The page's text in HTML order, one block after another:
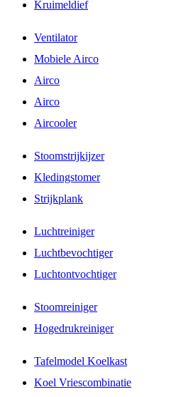
Kruimeldief
Ventilator
Mobiele Airco
Airco
Airco
Aircooler
Stoomstrijkijzer
Kledingstomer
Strijkplank
Luchtreiniger
Luchtbevochtiger
Luchtontvochtiger
Stoomreiniger
Hogedrukreiniger
Tafelmodel Koelkast
Koel Vriescombinatie